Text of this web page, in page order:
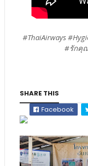
#ThaiAirways
#รักคุ
SHARE THIS
Facebook